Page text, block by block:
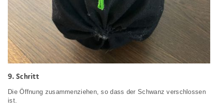
9. Schritt
Die Öffnung zusammenziehen, so dass der Schwanz verschlossen
ist.